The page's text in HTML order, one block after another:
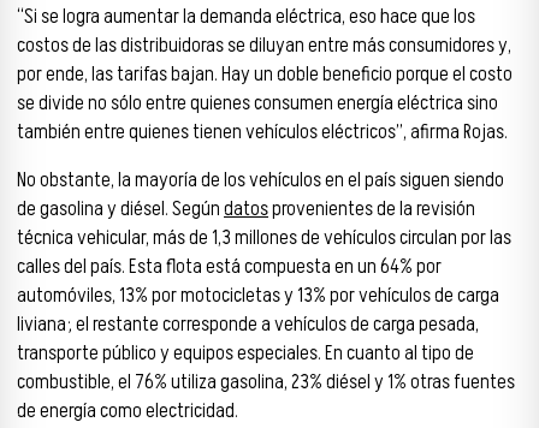
“Si se logra aumentar la demanda eléctrica, eso hace que los
costos de las distribuidoras se diluyan entre más consumidores y,
por ende, las tarifas bajan. Hay un doble beneficio porque el costo
se divide no sólo entre quienes consumen energía eléctrica sino
también entre quienes tienen vehículos eléctricos”, afirma Rojas.
No obstante, la mayoría de los vehículos en el país siguen siendo
de gasolina y diésel. Segúndatosprovenientes de la revisión
técnica vehicular, más de 1,3 millones de vehículos circulan por las
calles del país. Esta flota está compuesta en un 64% por
automóviles, 13% por motocicletas y 13% por vehículos de carga
liviana; el restante corresponde a vehículos de carga pesada,
transporte público y equipos especiales. En cuanto al tipo de
combustible, el 76% utiliza gasolina, 23% diésel y 1% otras fuentes
de energía como electricidad.